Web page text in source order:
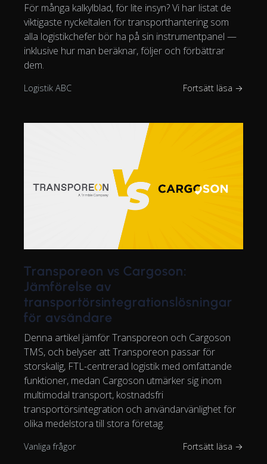
För många kalkylblad, för lite insyn? Vi har listat de
viktigaste nyckeltalen för transporthantering som
alla logistikchefer bör ha på sin instrumentpanel —
inklusive hur man beräknar, följer och förbättrar
dem.
Logistik ABC Fortsätt läsa →
Transporeon vs Cargoson:
Jämförelse av
transportörsintegrationslösningar
för avsändare
Denna artikel jämför Transporeon och Cargoson
TMS, och belyser att Transporeon passar för
storskalig, FTL-centrerad logistik med omfattande
funktioner, medan Cargoson utmärker sig inom
multimodal transport, kostnadsfri
transportörsintegration och användarvänlighet för
olika medelstora till stora företag.
Vanliga frågor Fortsätt läsa →